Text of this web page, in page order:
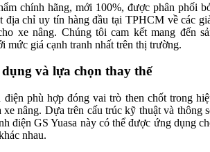
chính hãng, mới 100%, được phân phối
địa chỉ uy tín hàng đầu tại TPHCM về các
xe nâng. Chúng tôi cam kết mang đến
mức giá cạnh tranh nhất trên thị trường.
và lựa chọn thay thế
phù hợp đóng vai trò then chốt trong
xe nâng. Dựa trên cấu trúc kỹ thuật và thông
điện GS Yuasa này có thể được ứng dụng
nhau.